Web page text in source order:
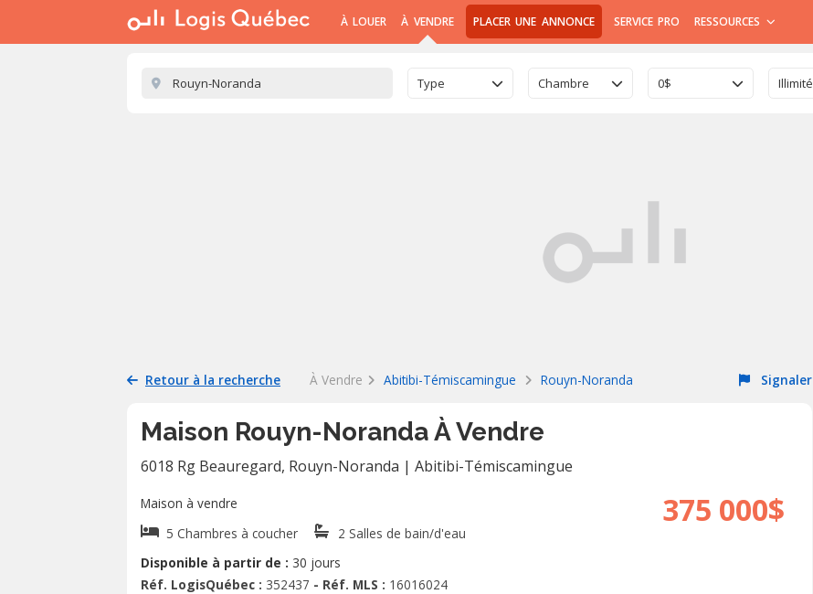
À LOUER À VENDRE PLACER UNE ANNONCE SERVICE PRO RESSOURCES
Type Chambre 0$ Illimité
Retour à la recherche À Vendre Abitibi-Témiscamingue Rouyn-Noranda Signaler
Maison Rouyn-Noranda À Vendre
6018 Rg Beauregard, Rouyn-Noranda | Abitibi-Témiscamingue
375 000$
Maison à vendre
5 Chambres à coucher
2 Salles de bain/d'eau
Disponible à partir de : 30 jours
Réf. LogisQuébec : 352437 - Réf. MLS : 16016024